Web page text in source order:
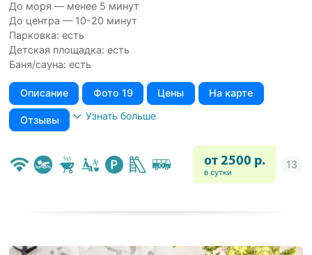
До моря — менее 5 минут
До центра — 10-20 минут
Парковка: есть
Детская площадка: есть
Баня/сауна: есть
Описание Фото 19 Цены На карте
Отзывы Узнать больше
от 2500 р.
в сутки